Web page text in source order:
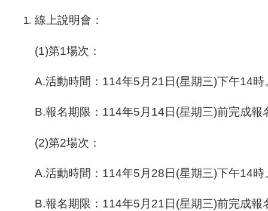
線上說明會：
(1)第1場次：
A.活動時間：114年5月21日(星期三)下午14時
B.報名期限：114年5月14日(星期三)前完成報
(2)第2場次：
A.活動時間：114年5月28日(星期三)下午14時
B.報名期限：114年5月21日(星期三)前完成報